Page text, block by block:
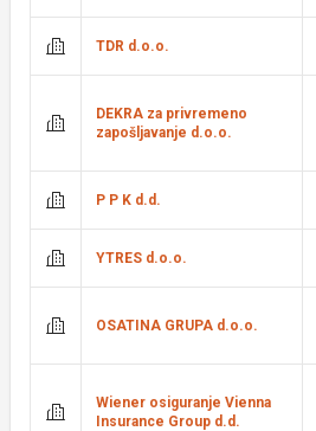
TDR d.o.o.
DEKRA za privremeno
zapošljavanje d.o.o.
P P K d.d.
YTRES d.o.o.
OSATINA GRUPA d.o.o.
Wiener osiguranje Vienna
Insurance Group d.d.